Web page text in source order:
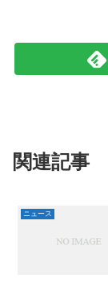
関連記事
ニュース